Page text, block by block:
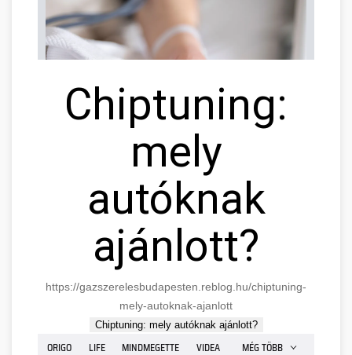
Chiptuning:
mely
autóknak
ajánlott?
https://gazszerelesbudapesten.reblog.hu/chiptuning-
mely-autoknak-ajanlott
Chiptuning: mely autóknak ajánlott?